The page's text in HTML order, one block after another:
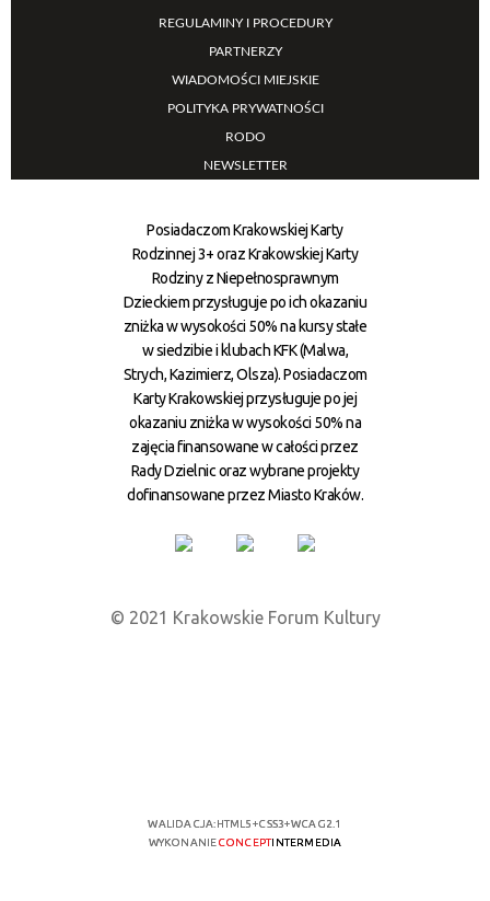
REGULAMINY I PROCEDURY
PARTNERZY
WIADOMOŚCI MIEJSKIE
POLITYKA PRYWATNOŚCI
RODO
NEWSLETTER
Posiadaczom Krakowskiej Karty
Rodzinnej 3+ oraz Krakowskiej Karty
Rodziny z Niepełnosprawnym
Dzieckiem przysługuje po ich okazaniu
zniżka w wysokości 50% na kursy stałe
w siedzibie i klubach KFK (Malwa,
Strych, Kazimierz, Olsza). Posiadaczom
Karty Krakowskiej przysługuje po jej
okazaniu zniżka w wysokości 50% na
zajęcia finansowane w całości przez
Rady Dzielnic oraz wybrane projekty
dofinansowane przez Miasto Kraków.
© 2021 Krakowskie Forum Kultury
WALIDACJA: HTML5+CSS3+WCAG 2.1
WYKONANIECONCEPTINTERMEDIA